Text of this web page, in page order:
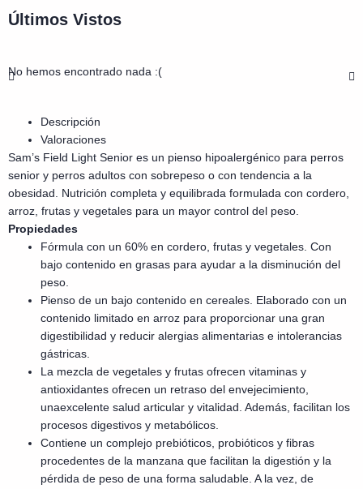
Últimos Vistos
No hemos encontrado nada :(
Descripción
Valoraciones
Sam’s Field Light Senior es un pienso hipoalergénico para perros
senior y perros adultos con sobrepeso o con tendencia a la
obesidad. Nutrición completa y equilibrada formulada con cordero,
arroz, frutas y vegetales para un mayor control del peso.
Propiedades
Fórmula con un 60% en cordero, frutas y vegetales. Con
bajo contenido en grasas para ayudar a la disminución del
peso.
Pienso de un bajo contenido en cereales. Elaborado con un
contenido limitado en arroz para proporcionar una gran
digestibilidad y reducir alergias alimentarias e intolerancias
gástricas.
La mezcla de vegetales y frutas ofrecen vitaminas y
antioxidantes ofrecen un retraso del envejecimiento,
unaexcelente salud articular y vitalidad. Además, facilitan los
procesos digestivos y metabólicos.
Contiene un complejo prebióticos, probióticos y fibras
procedentes de la manzana que facilitan la digestión y la
pérdida de peso de una forma saludable. A la vez, de